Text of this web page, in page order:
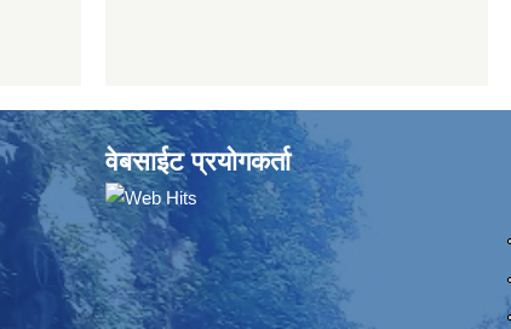
वेबसाईट प्रयोगकर्ता